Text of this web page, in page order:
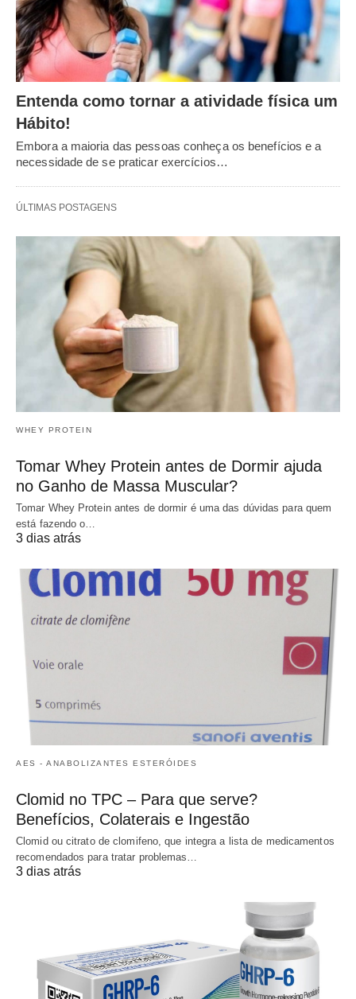
Entenda como tornar a atividade física um
Hábito!
Embora a maioria das pessoas conheça os benefícios e a
necessidade de se praticar exercícios…
ÚLTIMAS POSTAGENS
WHEY PROTEIN
Tomar Whey Protein antes de Dormir ajuda
no Ganho de Massa Muscular?
Tomar Whey Protein antes de dormir é uma das dúvidas para quem
está fazendo o…
3 dias atrás
AES - ANABOLIZANTES ESTERÓIDES
Clomid no TPC – Para que serve?
Benefícios, Colaterais e Ingestão
Clomid ou citrato de clomifeno, que integra a lista de medicamentos
recomendados para tratar problemas…
3 dias atrás